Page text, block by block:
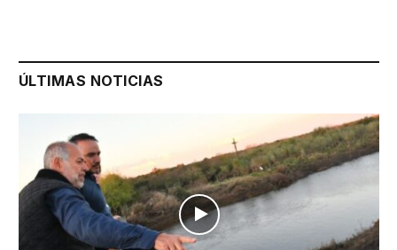
ÚLTIMAS NOTICIAS